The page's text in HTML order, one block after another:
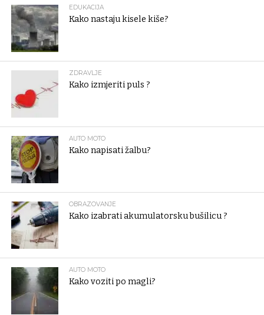
EDUKACIJA
Kako nastaju kisele kiše?
ZDRAVLJE
Kako izmjeriti puls ?
AUTO MOTO
Kako napisati žalbu?
OBRAZOVANJE
Kako izabrati akumulatorsku bušilicu ?
AUTO MOTO
Kako voziti po magli?